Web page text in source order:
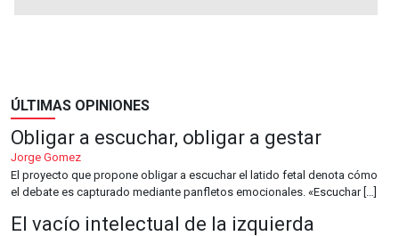
ÚLTIMAS OPINIONES
Obligar a escuchar, obligar a gestar
Jorge Gomez
El proyecto que propone obligar a escuchar el latido fetal denota cómo
el debate es capturado mediante panfletos emocionales. «Escuchar […]
El vacío intelectual de la izquierda